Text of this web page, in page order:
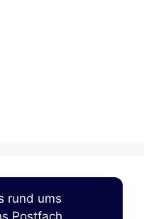
rund ums
Postfach.